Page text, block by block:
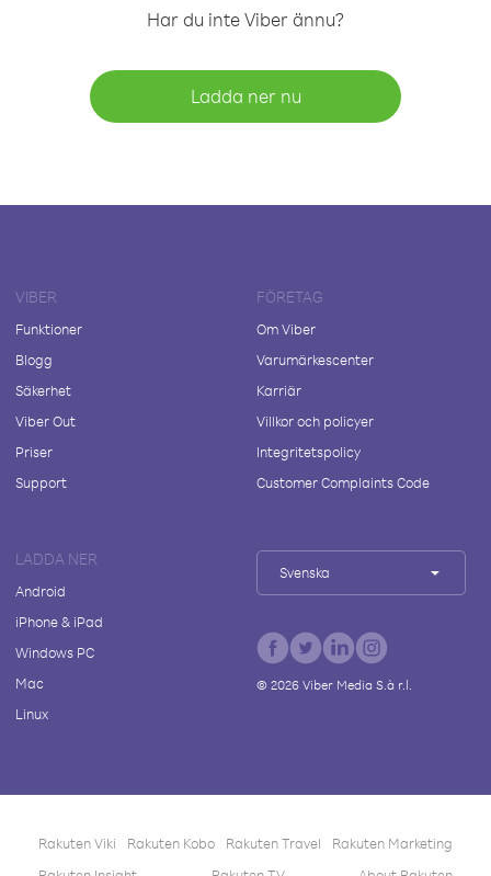
Har du inte Viber ännu?
Ladda ner nu
VIBER
Funktioner
Blogg
Säkerhet
Viber Out
Priser
Support
FÖRETAG
Om Viber
Varumärkescenter
Karriär
Villkor och policyer
Integritetspolicy
Customer Complaints Code
LADDA NER
Android
iPhone & iPad
Windows PC
Mac
Linux
Svenska
© 2026Viber Media S.à r.l.
Rakuten Viki Rakuten Kobo Rakuten Travel
Rakuten Marketing